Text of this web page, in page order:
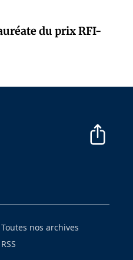
du prix RFI-
Toutes nos archives
RSS